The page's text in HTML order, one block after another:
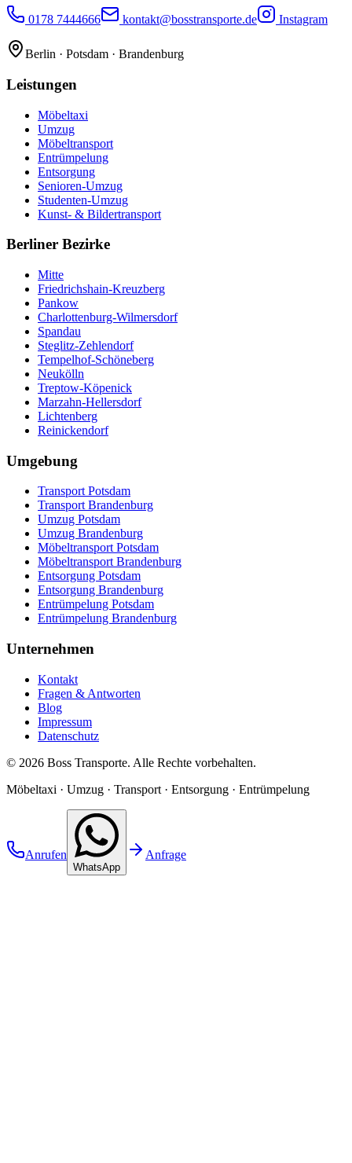
0178 7444666 kontakt@bosstransporte.de Instagram
Berlin · Potsdam · Brandenburg
Leistungen
Möbeltaxi
Umzug
Möbeltransport
Entrümpelung
Entsorgung
Senioren-Umzug
Studenten-Umzug
Kunst- & Bildertransport
Berliner Bezirke
Mitte
Friedrichshain-Kreuzberg
Pankow
Charlottenburg-Wilmersdorf
Spandau
Steglitz-Zehlendorf
Tempelhof-Schöneberg
Neukölln
Treptow-Köpenick
Marzahn-Hellersdorf
Lichtenberg
Reinickendorf
Umgebung
Transport Potsdam
Transport Brandenburg
Umzug Potsdam
Umzug Brandenburg
Möbeltransport Potsdam
Möbeltransport Brandenburg
Entsorgung Potsdam
Entsorgung Brandenburg
Entrümpelung Potsdam
Entrümpelung Brandenburg
Unternehmen
Kontakt
Fragen & Antworten
Blog
Impressum
Datenschutz
© 2026 Boss Transporte. Alle Rechte vorbehalten.
Möbeltaxi · Umzug · Transport · Entsorgung · Entrümpelung
Anrufen
WhatsApp
Anfrage